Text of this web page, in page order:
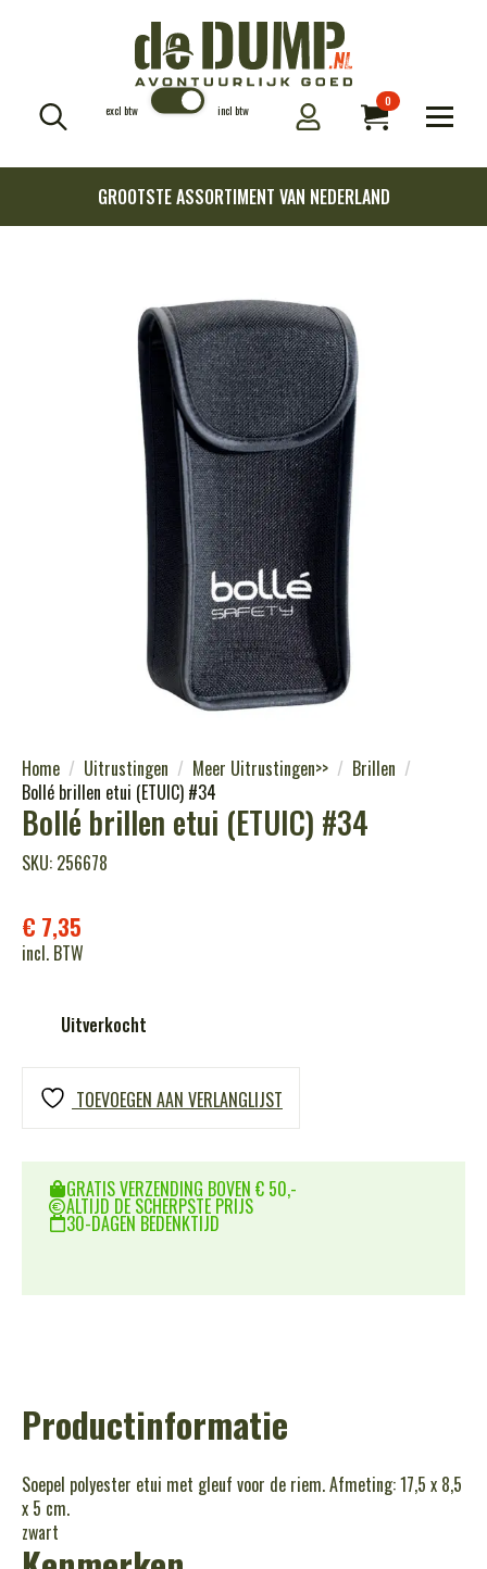
excl btw incl btw
0
GROOTSTE ASSORTIMENT VAN NEDERLAND
Home Uitrustingen Meer Uitrustingen>>
Brillen
Bollé brillen etui (ETUIC) #34
Bollé brillen etui (ETUIC) #34
SKU: 256678
€ 7,35
incl. BTW
Uitverkocht
TOEVOEGEN AAN VERLANGLIJST
GRATIS VERZENDING BOVEN € 50,-
ALTIJD DE SCHERPSTE PRIJS
30-DAGEN BEDENKTIJD
Productinformatie
Soepel polyester etui met gleuf voor de riem. Afmeting: 17,5 x 8,5
x 5 cm.
zwart